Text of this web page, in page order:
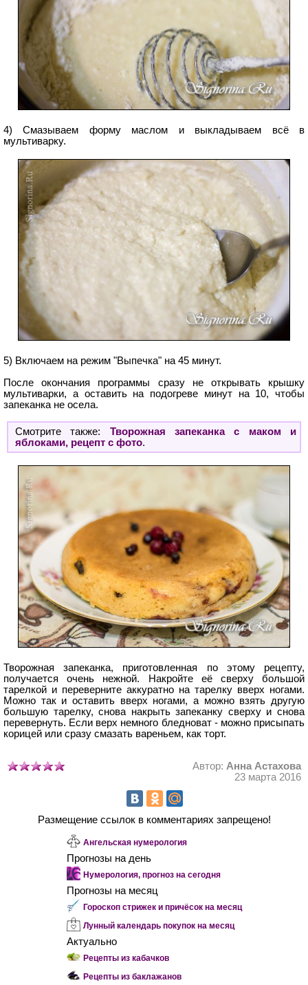
4) Смазываем форму маслом и выкладываем всё в
мультиварку.
5) Включаем на режим "Выпечка" на 45 минут.
После окончания программы сразу не открывать крышку
мультиварки, а оставить на подогреве минут на 10, чтобы
запеканка не осела.
Смотрите также: Творожная запеканка с маком и
яблоками, рецепт с фото.
Творожная запеканка, приготовленная по этому рецепту,
получается очень нежной. Накройте её сверху большой
тарелкой и переверните аккуратно на тарелку вверх ногами.
Можно так и оставить вверх ногами, а можно взять другую
большую тарелку, снова накрыть запеканку сверху и снова
перевернуть. Если верх немного бледноват - можно присыпать
корицей или сразу смазать вареньем, как торт.
Автор: Анна Астахова
23 марта 2016
Размещение ссылок в комментариях запрещено!
Ангельская нумерология
Прогнозы на день
Нумерология, прогноз на сегодня
Прогнозы на месяц
Гороскоп стрижек и причёсок на месяц
Лунный календарь покупок на месяц
Актуально
Рецепты из кабачков
Рецепты из баклажанов